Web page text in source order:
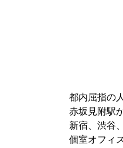
都内屈指の
赤坂見附駅
新宿、渋谷
個室オフィ